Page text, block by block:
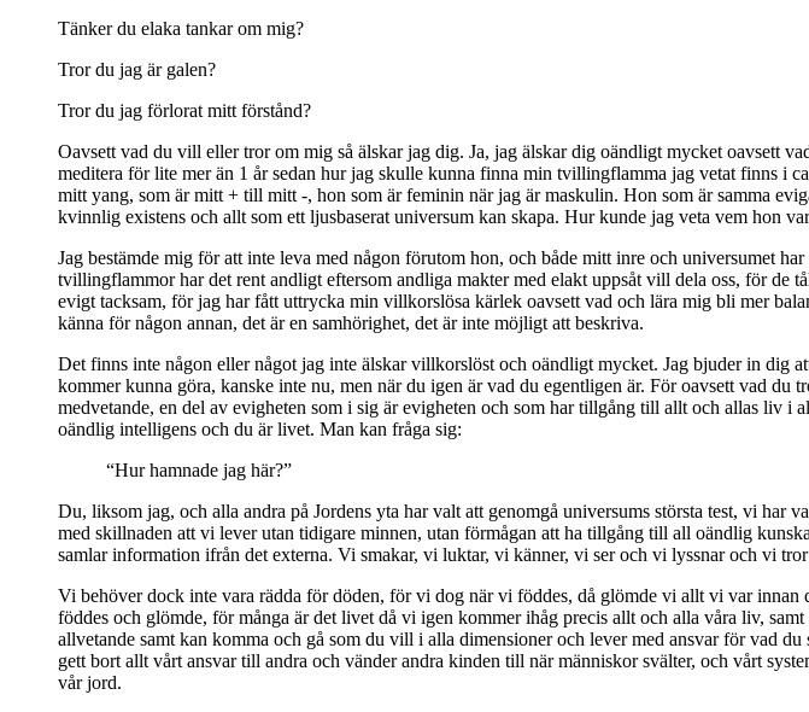
Tänker du elaka tankar om mig?
Tror du jag är galen?
Tror du jag förlorat mitt förstånd?
Oavsett vad du vill eller tror om mig så älskar jag dig. Ja, jag älskar dig oändligt mycket oavsett
meditera för lite mer än 1 år sedan hur jag skulle kunna finna min tvillingflamma jag vetat finns i
mitt yang, som är mitt + till mitt -, hon som är feminin när jag är maskulin. Hon som är samma
kvinnlig existens och allt som ett ljusbaserat universum kan skapa. Hur kunde jag veta vem hon
Jag bestämde mig för att inte leva med någon förutom hon, och både mitt inre och universumet
tvillingflammor har det rent andligt eftersom andliga makter med elakt uppsåt vill dela oss, för de
evigt tacksam, för jag har fått uttrycka min villkorslösa kärlek oavsett vad och lära mig bli mer
känna för någon annan, det är en samhörighet, det är inte möjligt att beskriva.
Det finns inte någon eller något jag inte älskar villkorslöst och oändligt mycket. Jag bjuder in
kommer kunna göra, kanske inte nu, men när du igen är vad du egentligen är. För oavsett vad
medvetande, en del av evigheten som i sig är evigheten och som har tillgång till allt och allas liv
oändlig intelligens och du är livet. Man kan fråga sig:
“Hur hamnade jag här?”
Du, liksom jag, och alla andra på Jordens yta har valt att genomgå universums största test, vi
med skillnaden att vi lever utan tidigare minnen, utan förmågan att ha tillgång till all oändlig
samlar information ifrån det externa. Vi smakar, vi luktar, vi känner, vi ser och vi lyssnar och vi
Vi behöver dock inte vara rädda för döden, för vi dog när vi föddes, då glömde vi allt vi var
föddes och glömde, för många är det livet då vi igen kommer ihåg precis allt och alla våra liv,
allvetande samt kan komma och gå som du vill i alla dimensioner och lever med ansvar för vad
gett bort allt vårt ansvar till andra och vänder andra kinden till när människor svälter, och vårt
vår jord.